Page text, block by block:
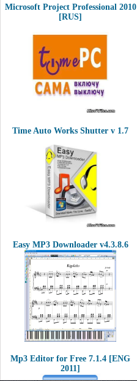
Microsoft Project Professional 2010
[RUS]
Time Auto Works Shutter v 1.7
Easy MP3 Downloader v4.3.8.6
Mp3 Editor for Free 7.1.4 [ENG
2011]